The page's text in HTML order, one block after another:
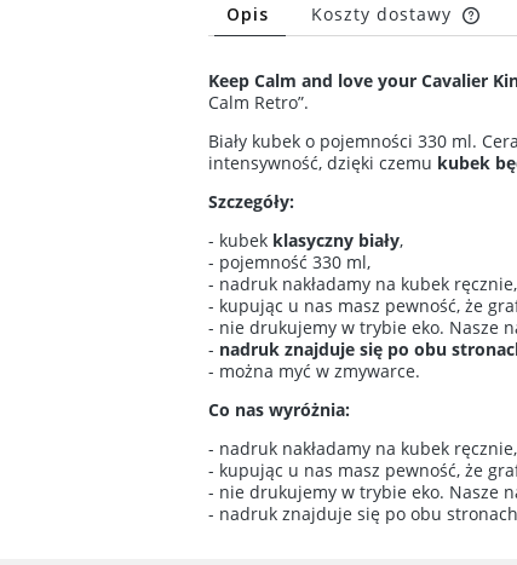
Opis Koszty dostawy
Keep Calm and love your Cavalier
Calm Retro”.
Biały kubek o pojemności 330 ml.
intensywność, dzięki czemu kubek
Szczegóły:
- kubek klasyczny biały,
- pojemność 330 ml,
- nadruk nakładamy na kubek
- kupując u nas masz pewność, że
- nie drukujemy w trybie eko. Nasze
- nadruk znajduje się po obu
- można myć w zmywarce.
Co nas wyróżnia:
- nadruk nakładamy na kubek
- kupując u nas masz pewność, że
- nie drukujemy w trybie eko. Nasze
- nadruk znajduje się po obu